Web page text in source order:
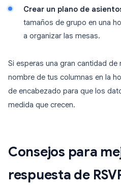
Crear un plano de
tamaños de grupo en una
a organizar las mesas.
Si esperas una gran cantidad de
nombre de tus columnas en la
de encabezado para que los
medida que crecen.
Consejos para
respuesta de